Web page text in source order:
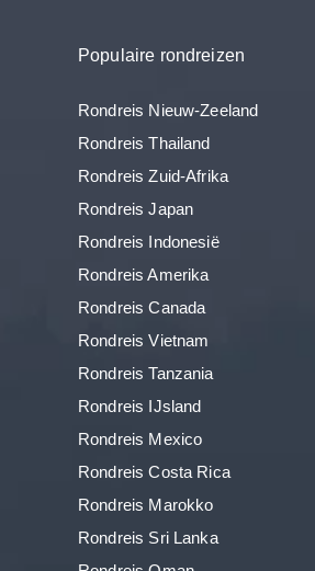
Populaire rondreizen
Rondreis Nieuw-Zeeland
Rondreis Thailand
Rondreis Zuid-Afrika
Rondreis Japan
Rondreis Indonesië
Rondreis Amerika
Rondreis Canada
Rondreis Vietnam
Rondreis Tanzania
Rondreis IJsland
Rondreis Mexico
Rondreis Costa Rica
Rondreis Marokko
Rondreis Sri Lanka